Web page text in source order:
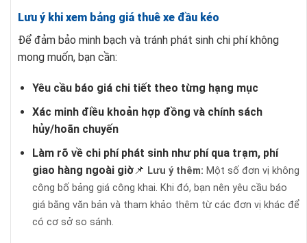
Lưu ý khi xem bảng giá thuê xe đầu kéo
Để đảm bảo minh bạch và tránh phát sinh chi phí không
mong muốn, bạn cần:
Yêu cầu báo giá chi tiết theo từng hạng mục
Xác minh điều khoản hợp đồng và chính sách
hủy/hoãn chuyến
Làm rõ về chi phí phát sinh như phí qua trạm, phí
giao hàng ngoài giờ📌 Lưu ý thêm: Một số đơn vị không
công bố bảng giá công khai. Khi đó, bạn nên yêu cầu báo
giá bằng văn bản và tham khảo thêm từ các đơn vị khác để
có cơ sở so sánh.